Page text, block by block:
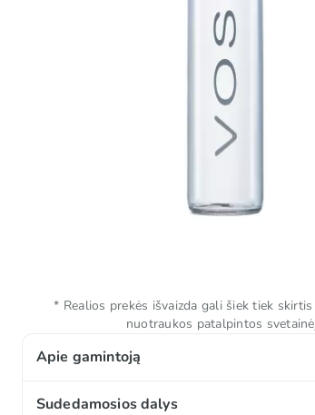
Apie gamintoją
VOSS – vanduo, kurio grynumas kalba
Sudedamosios dalys
* Realios prekės išvaizda gali šiek tiek
nuotraukos patalpintos